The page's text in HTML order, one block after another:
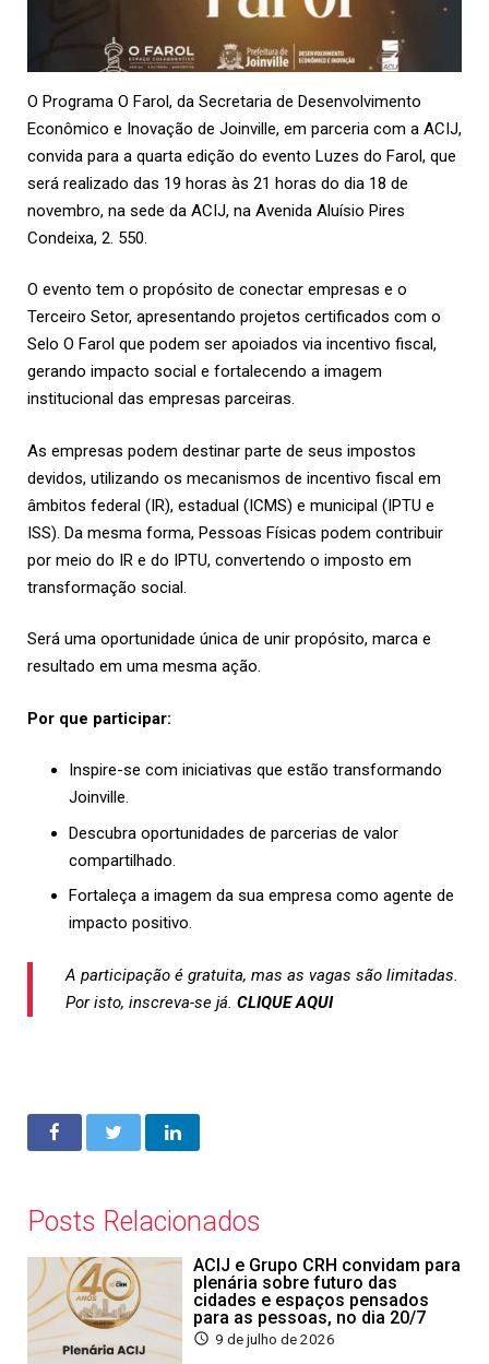
O Programa O Farol, da Secretaria de Desenvolvimento
Econômico e Inovação de Joinville, em parceria com a ACIJ,
convida para a quarta edição do evento Luzes do Farol, que
será realizado das 19 horas às 21 horas do dia 18 de
novembro, na sede da ACIJ, na Avenida Aluísio Pires
Condeixa, 2. 550.
O evento tem o propósito de conectar empresas e o
Terceiro Setor, apresentando projetos certificados com o
Selo O Farol que podem ser apoiados via incentivo fiscal,
gerando impacto social e fortalecendo a imagem
institucional das empresas parceiras.
As empresas podem destinar parte de seus impostos
devidos, utilizando os mecanismos de incentivo fiscal em
âmbitos federal (IR), estadual (ICMS) e municipal (IPTU e
ISS). Da mesma forma, Pessoas Físicas podem contribuir
por meio do IR e do IPTU, convertendo o imposto em
transformação social.
Será uma oportunidade única de unir propósito, marca e
resultado em uma mesma ação.
Por que participar:
Inspire-se com iniciativas que estão transformando
Joinville.
Descubra oportunidades de parcerias de valor
compartilhado.
Fortaleça a imagem da sua empresa como agente de
impacto positivo.
A participação é gratuita, mas as vagas são limitadas.
Por isto, inscreva-se já. CLIQUE AQUI
Posts Relacionados
ACIJ e Grupo CRH convidam para
plenária sobre futuro das
cidades e espaços pensados
para as pessoas, no dia 20/7
9 de julho de 2026